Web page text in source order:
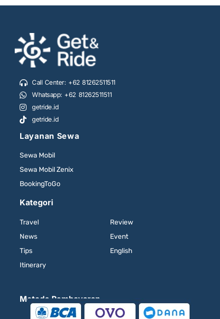
Call Center: +62 81262511511
Whatsapp: +62 81262511511
getride.id
getride.id
Layanan Sewa
Sewa Mobil
Sewa Mobil Zenix
BookingToGo
Kategori
Travel
News
Tips
Itinerary
Review
Event
English
Metode Pembayaran